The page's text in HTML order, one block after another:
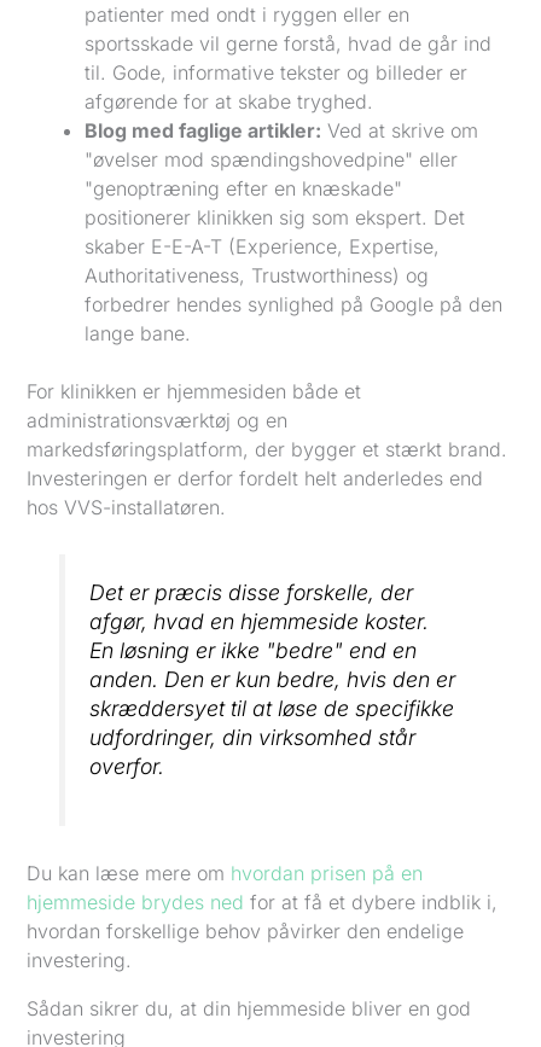
patienter med ondt i ryggen eller en
sportsskade vil gerne forstå, hvad de går ind
til. Gode, informative tekster og billeder er
afgørende for at skabe tryghed.
Blog med faglige artikler: Ved at skrive om
"øvelser mod spændingshovedpine" eller
"genoptræning efter en knæskade"
positionerer klinikken sig som ekspert. Det
skaber E-E-A-T (Experience, Expertise,
Authoritativeness, Trustworthiness) og
forbedrer hendes synlighed på Google på den
lange bane.
For klinikken er hjemmesiden både et
administrationsværktøj og en
markedsføringsplatform, der bygger et stærkt brand.
Investeringen er derfor fordelt helt anderledes end
hos VVS-installatøren.
Det er præcis disse forskelle, der
afgør, hvad en hjemmeside koster.
En løsning er ikke "bedre" end en
anden. Den er kun bedre, hvis den er
skræddersyet til at løse de specifikke
udfordringer, din virksomhed står
overfor.
Du kan læse mere om hvordan prisen på en
hjemmeside brydes ned for at få et dybere indblik i,
hvordan forskellige behov påvirker den endelige
investering.
Sådan sikrer du, at din hjemmeside bliver en god
investering